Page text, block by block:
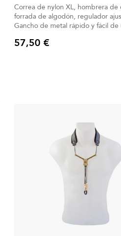
Correa de nylon XL, hombrera de
forrada de algodón, regulador
Gancho de metal rápido y fácil de
Precio
57,50 €